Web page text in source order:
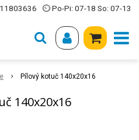
⏲ Po-Pi: 07-18 So: 07-13
Pílový kotuč 140x20x16
140x20x16